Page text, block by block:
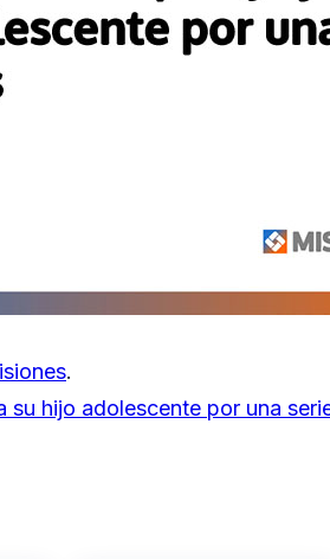
.
su hijo adolescente por una